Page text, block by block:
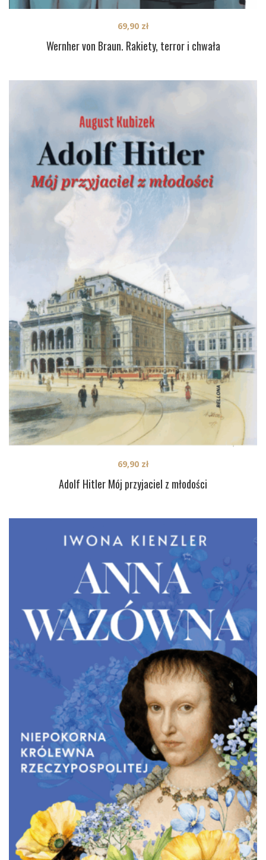
Wernher von Braun. Rakiety, terror i chwała
69,90 zł
Adolf Hitler Mój przyjaciel z młodości
69,90 zł